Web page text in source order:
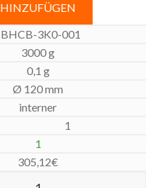
HINZUFÜGEN
BHCB-3K0-001
3000 g
0,1 g
Ø 120 mm
interner
1
1
305,12€